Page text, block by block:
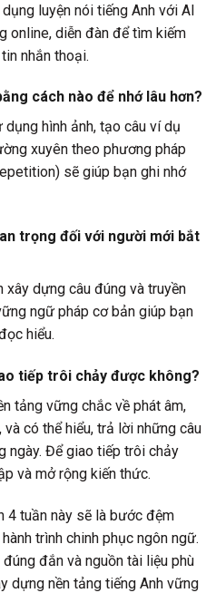
luyện nói tiếng Anh với AI
online, diễn đàn để tìm kiếm
nhắn thoại.
cách nào để nhớ lâu hơn?
hình ảnh, tạo câu ví dụ
xuyên theo phương pháp
sẽ giúp bạn ghi nhớ
trọng đối với người mới bắt
xây dựng câu đúng và truyền
ngữ pháp cơ bản giúp bạn
hiểu.
tiếp trôi chảy được không?
tảng vững chắc về phát âm,
có thể hiểu, trả lời những câu
ngày. Để giao tiếp trôi chảy
và mở rộng kiến thức.
4 tuần này sẽ là bước đệm
trình chinh phục ngôn ngữ.
đắn và nguồn tài liệu phù
dựng nền tảng tiếng Anh vững